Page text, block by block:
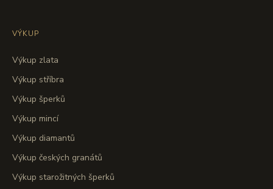
VÝKUP
Výkup zlata
Výkup stříbra
Výkup šperků
Výkup mincí
Výkup diamantů
Výkup českých granátů
Výkup starožitných šperků